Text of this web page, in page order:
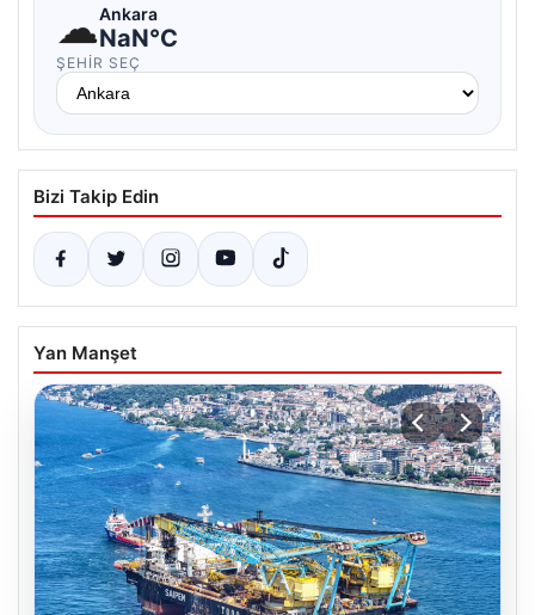
☁Ankara
NaN°C
ŞEHIR SEÇ
Bizi Takip Edin
Yan Manşet